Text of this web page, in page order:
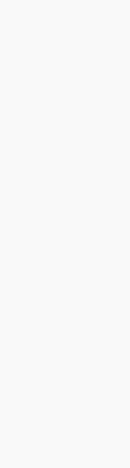
для
от
нержавеющей
рабочее
-